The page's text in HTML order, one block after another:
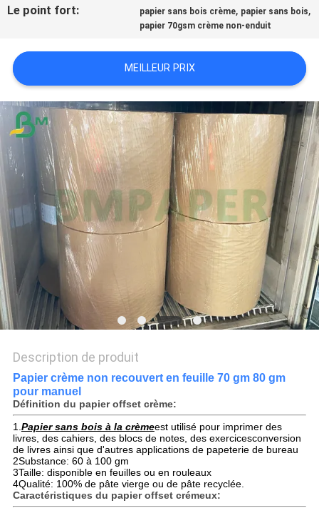
NOUS
CONTACTER
NOUVELLES
LES
AFFAIRES
PLAN
DU
SITE
POLITIQUE
DE
CONFIDENTIALITÉ
Le point fort: papier sans bois crème, papier sans bois,
papier 70gsm crème non-enduit
MEILLEUR PRIX
Description de produit
Papier crème non recouvert en feuille 70 gm 80 gm
pour manuel
Définition du papier offset crème:
1.Papier sans bois à la crèmeest utilisé pour imprimer des
livres, des cahiers, des blocs de notes, des exercicesconversion
de livres ainsi que d'autres applications de papeterie de bureau
2Substance: 60 à 100 gm
3Taille: disponible en feuilles ou en rouleaux
4Qualité: 100% de pâte vierge ou de pâte recyclée.
Caractéristiques du papier offset crémeux: